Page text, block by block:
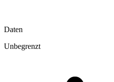
Daten
Unbegrenzt